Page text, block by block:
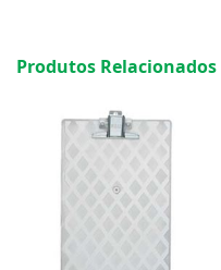
Produtos Relacionados